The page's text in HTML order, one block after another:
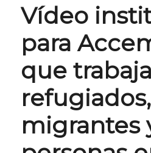
Vídeo
para
que
refugiados,
migrantes